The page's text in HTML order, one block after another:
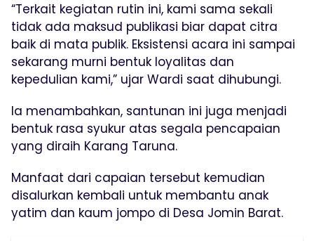
“Terkait kegiatan rutin ini, kami sama sekali
tidak ada maksud publikasi biar dapat citra
baik di mata publik. Eksistensi acara ini sampai
sekarang murni bentuk loyalitas dan
kepedulian kami,” ujar Wardi saat dihubungi.
Ia menambahkan, santunan ini juga menjadi
bentuk rasa syukur atas segala pencapaian
yang diraih Karang Taruna.
Manfaat dari capaian tersebut kemudian
disalurkan kembali untuk membantu anak
yatim dan kaum jompo di Desa Jomin Barat.